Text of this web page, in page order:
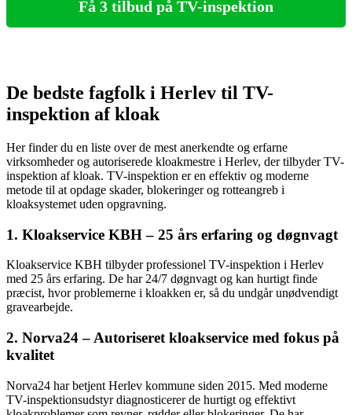
Få 3 tilbud på TV-inspektion
De bedste fagfolk i Herlev til TV-
inspektion af kloak
Her finder du en liste over de mest anerkendte og erfarne
virksomheder og autoriserede kloakmestre i Herlev, der tilbyder TV-
inspektion af kloak. TV-inspektion er en effektiv og moderne
metode til at opdage skader, blokeringer og rotteangreb i
kloaksystemet uden opgravning.
1. Kloakservice KBH – 25 års erfaring og døgnvagt
Kloakservice KBH tilbyder professionel TV-inspektion i Herlev
med 25 års erfaring. De har 24/7 døgnvagt og kan hurtigt finde
præcist, hvor problemerne i kloakken er, så du undgår unødvendigt
gravearbejde.
2. Norva24 – Autoriseret kloakservice med fokus på
kvalitet
Norva24 har betjent Herlev kommune siden 2015. Med moderne
TV-inspektionsudstyr diagnosticerer de hurtigt og effektivt